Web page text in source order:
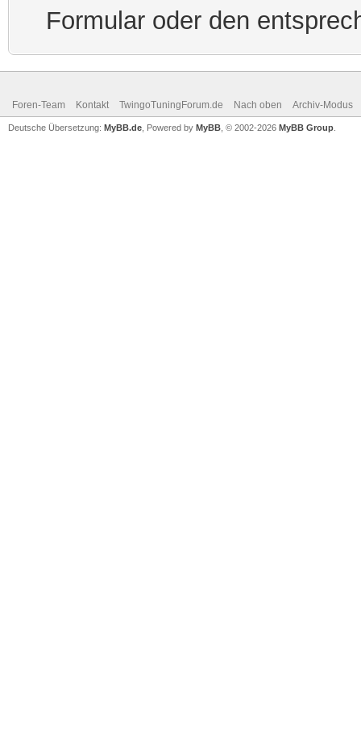
Formular oder den
Foren-Team Kontakt TwingoTuningForum.de Nach oben Archiv-Modus
Deutsche Übersetzung: MyBB.de , Powered by MyBB , © 2002-2026 MyBB Group